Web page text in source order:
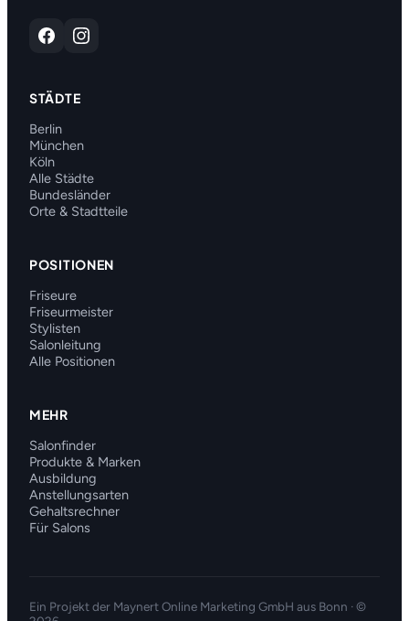
STÄDTE
Berlin
München
Köln
Alle Städte
Bundesländer
Orte & Stadtteile
POSITIONEN
Friseure
Friseurmeister
Stylisten
Salonleitung
Alle Positionen
MEHR
Salonfinder
Produkte & Marken
Ausbildung
Anstellungsarten
Gehaltsrechner
Für Salons
Ein Projekt der Maynert Online Marketing GmbH aus Bonn · ©